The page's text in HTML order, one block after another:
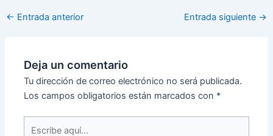
← Entrada anterior Entrada siguiente →
Deja un comentario
Tu dirección de correo electrónico no será publicada.
Los campos obligatorios están marcados con *